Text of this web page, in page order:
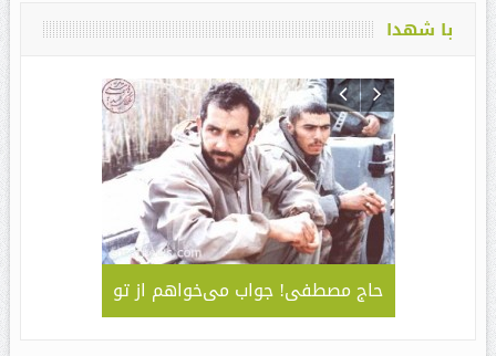
با شهدا
جلوه
سبک و
حاج مصطفی! جواب می‌خواهم از تو
– کاربردی
مهدی ” /